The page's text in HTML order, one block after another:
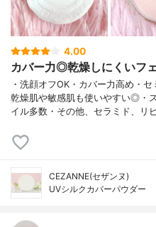
4.00
カバー力◎乾燥しにくいフ
・洗顔オフOK・カバー力高め・
乾燥肌や敏感肌も使いやすい◎・
イル多数・その他、セラミド、リ
CEZANNE(セザンヌ)
UVシルクカバーパウダー